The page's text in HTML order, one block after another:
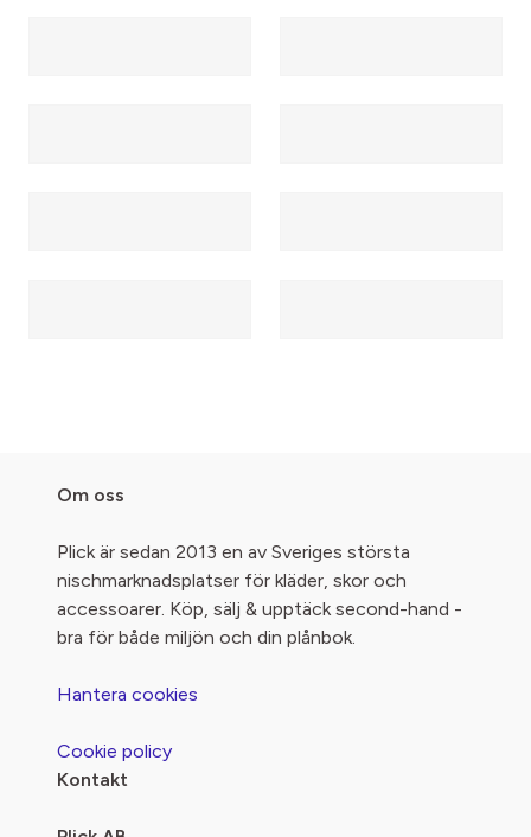
Om oss
Plick är sedan 2013 en av Sveriges största
nischmarknadsplatser för kläder, skor och
accessoarer. Köp, sälj & upptäck second-hand -
bra för både miljön och din plånbok.
Hantera cookies
Cookie policy
Kontakt